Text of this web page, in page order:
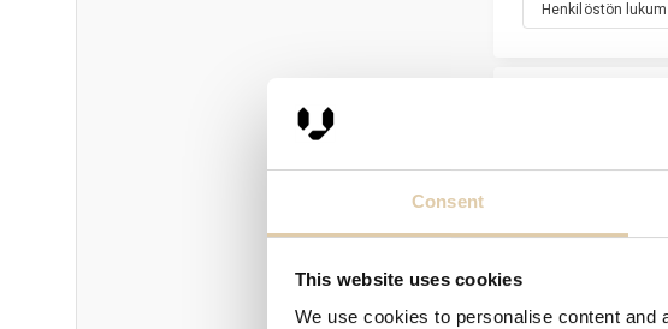
Consent
This website uses cookies
We use cookies to personalise content
Henkilöstön
Jaakko Tahkola